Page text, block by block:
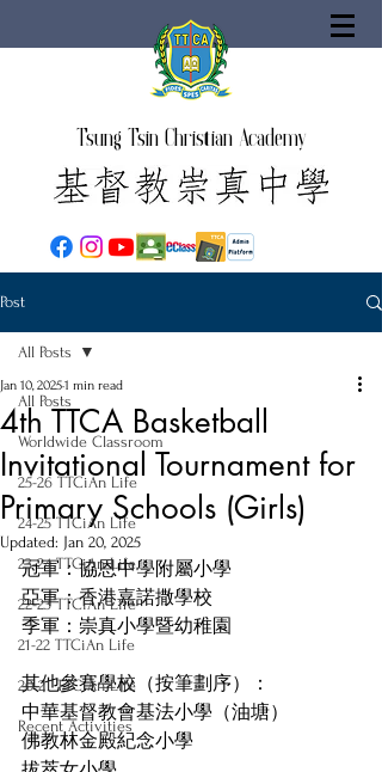
Tsung Tsin Christian Academy
Post
All Posts
Worldwide Classroom
25-26 TTCiAn Life
24-25 TTCiAn Life
23-24 TTCiAn Life
22-23 TTCiAn Life
21-22 TTCiAn Life
20-21 TTCiAn Life
Recent Activities
All Posts
4th TTCA Basketball
Invitational Tournament for
Primary Schools (Girls)
Jan 10, 20251 min read
Updated: Jan 20, 2025
冠軍：協恩中學附屬小學
亞軍：香港嘉諾撒學校
季軍：崇真小學暨幼稚園
其他參賽學校（按筆劃序）：
中華基督教會基法小學（油塘）
佛教林金殿紀念小學